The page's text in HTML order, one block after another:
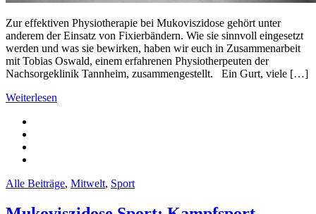
Zur effektiven Physiotherapie bei Mukoviszidose gehört unter
anderem der Einsatz von Fixierbändern. Wie sie sinnvoll eingesetzt
werden und was sie bewirken, haben wir euch in Zusammenarbeit
mit Tobias Oswald, einem erfahrenen Physiotherpeuten der
Nachsorgeklinik Tannheim, zusammengestellt. Ein Gurt, viele […]
Weiterlesen
Alle Beiträge, Mitwelt, Sport